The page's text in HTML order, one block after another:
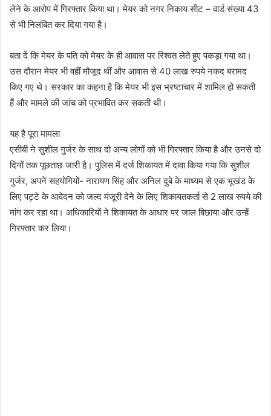
लेने के आरोप में गिरफ्तार किया था। मेयर को नगर निकाय सीट – वार्ड संख्या 43
से भी निलंबित कर दिया गया है।
बता दें कि मेयर के पति को मेयर के ही आवास पर रिश्वत लेते हुए पकड़ा गया था।
उस दौरान मेयर भी वहीं मौजूद थीं और आवास से ​​40 लाख रुपये नकद बरामद
किए गए थे। सरकार का कहना है कि मेयर भी इस भ्रष्टाचार में शामिल हो सकती
हैं और मामले की जांच को प्रभावित कर सकती थी।
यह है पूरा मामला
एसीबी ने सुशील गुर्जर के साथ दो अन्य लोगों को भी गिरफ्तार किया है और उनसे दो
दिनों तक पूछताछ जारी है। पुलिस में दर्ज शिकायत में दावा किया गया कि सुशील
गुर्जर, अपने सहयोगियों- नारायण सिंह और अनिल दुबे के माध्यम से एक भूखंड के
लिए पट्टे के आवेदन को जल्द मंजूरी देने के लिए शिकायतकर्ता से ​​2 लाख रुपये की
मांग कर रहा था। अधिकारियों ने शिकायत के आधार पर जाल बिछाया और उन्हें
गिरफ्तार कर लिया।